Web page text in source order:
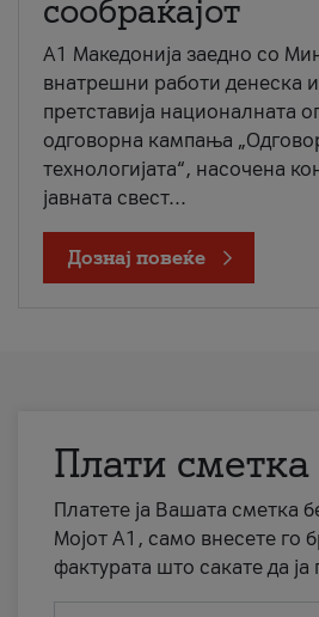
сообраќајот
A1 Македонија заедно со
внатрешни работи денеска
претставија националната
одговорна кампања
технологијата“, насочена
јавната свест...
Дознај повеќе
Плати сметка
Платете ја Вашата сметка
Мојот А1, само внесете го
фактурата што сакате да ја